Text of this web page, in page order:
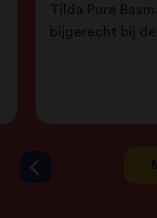
Tilda Pure
bijgerecht bij